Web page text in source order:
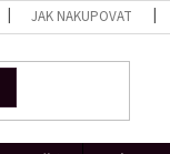
JAK NAKUPOVAT